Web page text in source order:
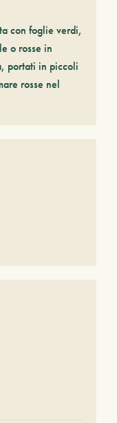
con foglie verdi,
o rosse in
portati in piccoli
rosse nel